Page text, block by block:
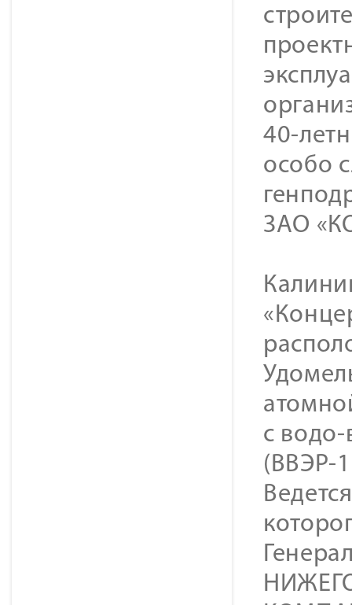
40-
особо
ЗАО
с
(ВВЭР-